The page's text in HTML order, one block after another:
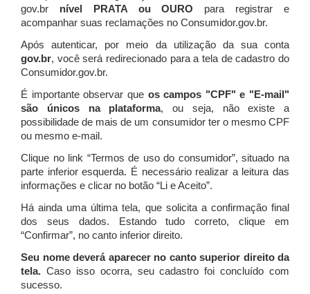
gov.br nível PRATA ou OURO para registrar e
acompanhar suas reclamações no Consumidor.gov.br.
Após autenticar, por meio da utilização da sua conta
gov.br, você será redirecionado para a tela de cadastro do
Consumidor.gov.br.
É importante observar que os campos "CPF" e "E-mail"
são únicos na plataforma, ou seja, não existe a
possibilidade de mais de um consumidor ter o mesmo CPF
ou mesmo e-mail.
Clique no link “Termos de uso do consumidor”, situado na
parte inferior esquerda. É necessário realizar a leitura das
informações e clicar no botão “Li e Aceito”.
Há ainda uma última tela, que solicita a confirmação final
dos seus dados. Estando tudo correto, clique em
“Confirmar”, no canto inferior direito.
Seu nome deverá aparecer no canto superior direito da
tela. Caso isso ocorra, seu cadastro foi concluído com
sucesso.